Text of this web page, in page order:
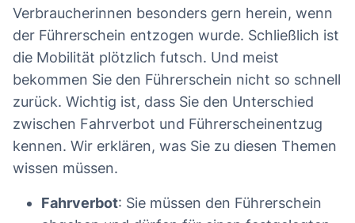
Verbraucherinnen besonders gern herein, wenn
der Führerschein entzogen wurde. Schließlich ist
die Mobilität plötzlich futsch. Und meist
bekommen Sie den Führerschein nicht so schnell
zurück. Wichtig ist, dass Sie den Unterschied
zwischen Fahrverbot und Führerscheinentzug
kennen. Wir erklären, was Sie zu diesen Themen
wissen müssen.
Fahrverbot: Sie müssen den Führerschein